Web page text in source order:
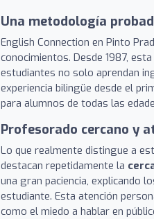
Una metodología
English Connection en Pinto
conocimientos. Desde 1987,
estudiantes no solo aprendan
experiencia bilingüe desde el
para alumnos de todas las
Profesorado cercano y
Lo que realmente distingue a
destacan repetidamente la
una gran paciencia, explicando
estudiante. Esta atención
como el miedo a hablar en